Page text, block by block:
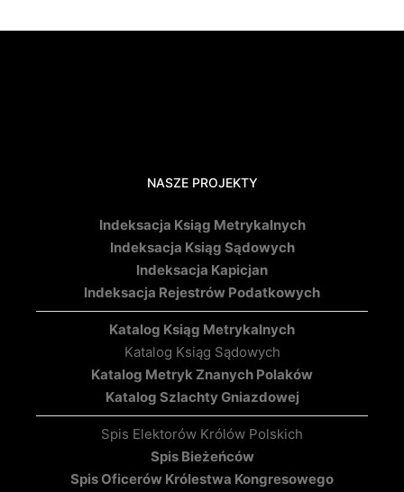
NASZE PROJEKTY
Indeksacja Ksiąg Metrykalnych
Indeksacja Ksiąg Sądowych
Indeksacja Kapicjan
Indeksacja Rejestrów Podatkowych
Katalog Ksiąg Metrykalnych
Katalog Ksiąg Sądowych
Katalog Metryk Znanych Polaków
Katalog Szlachty Gniazdowej
Spis Elektorów Królów Polskich
Spis Bieżeńców
Spis Oficerów Królestwa Kongresowego